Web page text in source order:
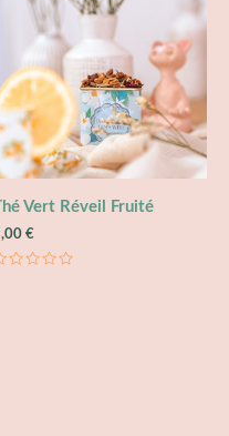
Vert Réveil Fruité
€